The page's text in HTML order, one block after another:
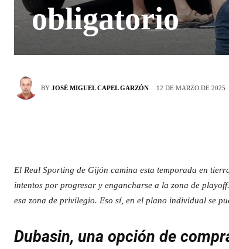
obligatorio
BY JOSÉ MIGUEL CAPEL GARZÓN 12 DE MARZO DE 2025
El Real Sporting de Gijón camina esta temporada en
intentos por progresar y engancharse a la zona de
esa zona de privilegio. Eso sí, en el plano individual se
Dubasin, una opción de